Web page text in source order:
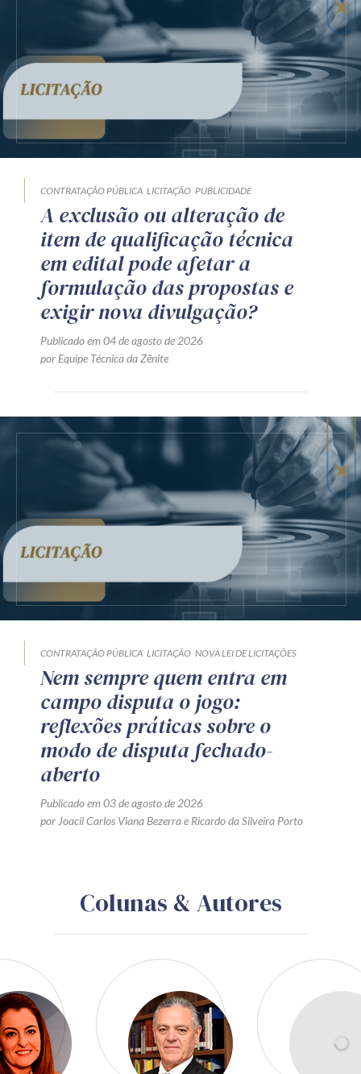
CONTRATAÇÃO PÚBLICA LICITAÇÃO PUBLICIDADE
A exclusão ou alteração de
item de qualificação técnica
em edital pode afetar a
formulação das propostas e
exigir nova divulgação?
Publicado em 04 de agosto de 2026
por Equipe Técnica da Zênite
CONTRATAÇÃO PÚBLICA LICITAÇÃO NOVA LEI DE LICITAÇÕES
Nem sempre quem entra em
campo disputa o jogo:
reflexões práticas sobre o
modo de disputa fechado-
aberto
Publicado em 03 de agosto de 2026
por Joacil Carlos Viana Bezerrae Ricardo da Silveira Porto
Colunas & Autores